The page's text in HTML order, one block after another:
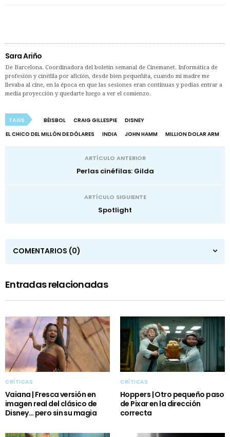
Sara Ariño
De Barcelona. Coordinadora del boletín semanal de Cinemanet. Informática de
profesión y cinéfila por afición, desde bien pequeñita, cuando mi madre me
llevaba al cine, en la época en que las sesiones eran continuas y podías entrar a
media proyección y quedarte luego a ver el comienzo.
TAGS BÉISBOL CRAIG GILLESPIE
DISNEY
EL CHICO DEL MILLÓN DE DÓLARES
INDIA JOHN HAMM MILLION DOLAR ARM
ARTÍCULO ANTERIOR
Perlas cinéfilas: Gilda
ARTÍCULO SIGUIENTE
Spotlight
COMENTARIOS (0)
Entradas relacionadas
CRÍTICAS
Vaiana | Fresca versión en
imagen real del clásico de
Disney… pero sin su magia
CRÍTICAS
Hoppers | Otro pequeño paso
de Pixar en la dirección
correcta